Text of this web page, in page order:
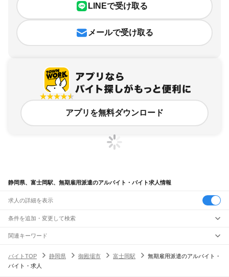
LINEで受け取る
メールで受け取る
アプリを無料ダウンロード
静岡県、富士岡駅、無期雇用派遣のアルバイト・バイト求人情報
求人の詳細を表示
条件を追加・変更して検索
市区町村を追加・変更
静岡県すべて
静岡市
駅を追加・変更
職種を追加・変更
関連キーワード
バイトTOP
静岡県 御殿場市 富士岡駅
無期雇用派遣のアルバイト・
バイト・求人